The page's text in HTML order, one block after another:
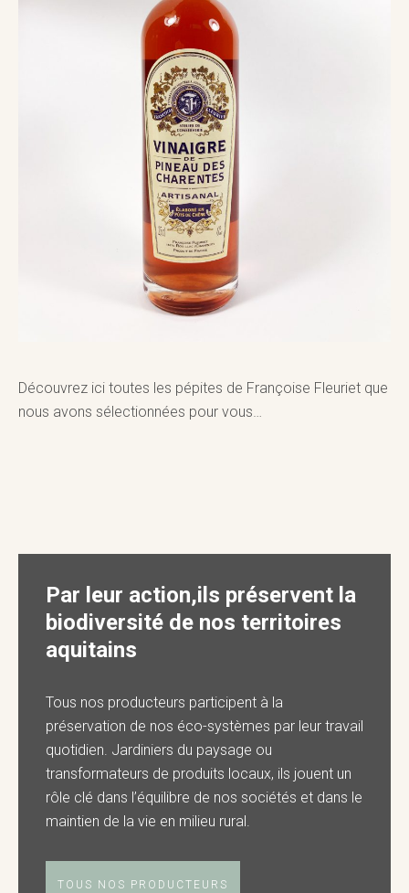
Découvrez ici toutes les pépites de Françoise Fleuriet que
nous avons sélectionnées pour vous…
Par leur action,ils préservent la
biodiversité de nos territoires
aquitains
Tous nos producteurs participent à la
préservation de nos éco-systèmes par leur travail
quotidien. Jardiniers du paysage ou
transformateurs de produits locaux, ils jouent un
rôle clé dans l’équilibre de nos sociétés et dans le
maintien de la vie en milieu rural.
TOUS NOS PRODUCTEURS